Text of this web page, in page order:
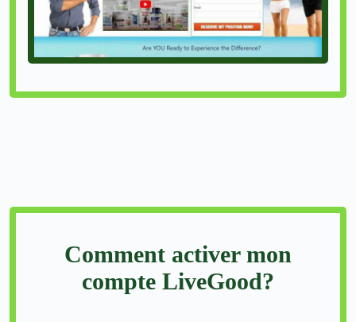
Comment activer mon
compte LiveGood?